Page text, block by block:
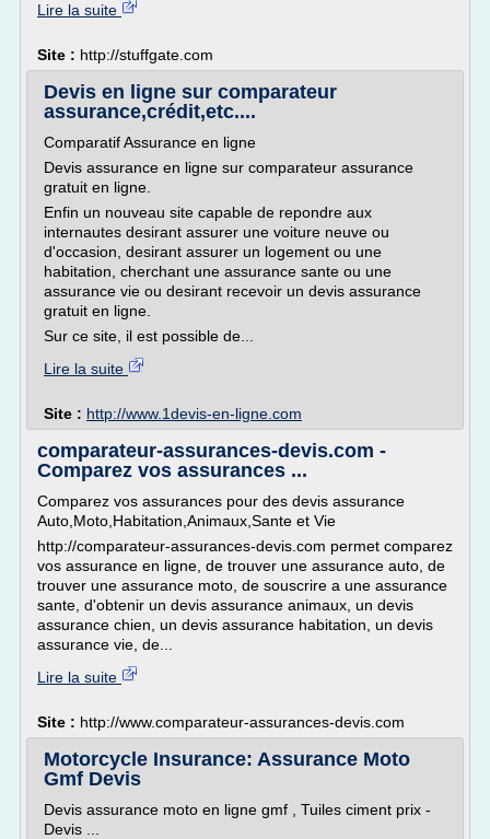
Lire la suite
Site : http://stuffgate.com
Devis en ligne sur comparateur
assurance,crédit,etc....
Comparatif Assurance en ligne
Devis assurance en ligne sur comparateur assurance
gratuit en ligne.
Enfin un nouveau site capable de repondre aux
internautes desirant assurer une voiture neuve ou
d'occasion, desirant assurer un logement ou une
habitation, cherchant une assurance sante ou une
assurance vie ou desirant recevoir un devis assurance
gratuit en ligne.
Sur ce site, il est possible de...
Lire la suite
Site : http://www.1devis-en-ligne.com
comparateur-assurances-devis.com -
Comparez vos assurances ...
Comparez vos assurances pour des devis assurance
Auto,Moto,Habitation,Animaux,Sante et Vie
http://comparateur-assurances-devis.com permet comparez
vos assurance en ligne, de trouver une assurance auto, de
trouver une assurance moto, de souscrire a une assurance
sante, d'obtenir un devis assurance animaux, un devis
assurance chien, un devis assurance habitation, un devis
assurance vie, de...
Lire la suite
Site : http://www.comparateur-assurances-devis.com
Motorcycle Insurance: Assurance Moto
Gmf Devis
Devis assurance moto en ligne gmf , Tuiles ciment prix -
Devis ...